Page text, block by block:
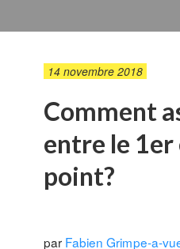
14 novembre 2018
Comment
entre le 1er
point?
par Fabien Grimpe-a-